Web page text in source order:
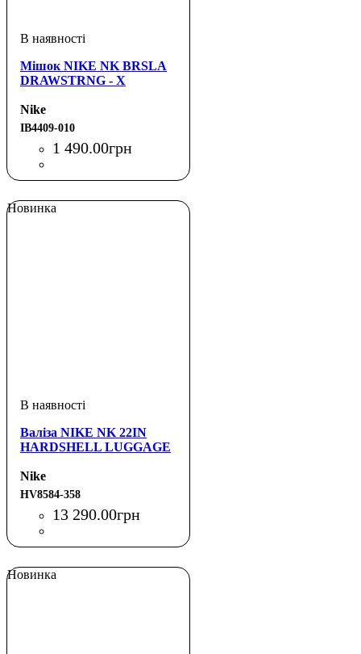
Мішок NIKE NK BRSLA
DRAWSTRNG - X
Nike
IB4409-010
1 490.00грн
Новинка
Валіза NIKE NK 22IN
HARDSHELL LUGGAGE
Nike
HV8584-358
13 290.00грн
Новинка